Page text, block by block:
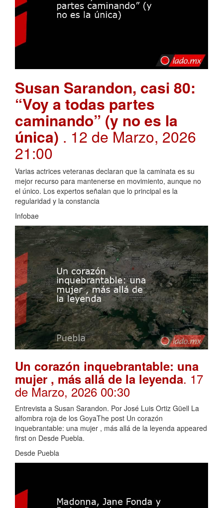
Susan Sarandon, casi 80:
“Voy a todas partes
caminando” (y no es la
única) . 12 de Marzo, 2026
21:00
Varias actrices veteranas declaran que la caminata es su
mejor recurso para mantenerse en movimiento, aunque no
el único. Los expertos señalan que lo principal es la
regularidad y la constancia
Infobae
Un corazón inquebrantable: una
mujer , más allá de la leyenda. 17
de Marzo, 2026 00:30
Entrevista a Susan Sarandon. Por José Luis Ortiz Güell La
alfombra roja de los GoyaThe post Un corazón
inquebrantable: una mujer , más allá de la leyenda appeared
first on Desde Puebla.
Desde Puebla